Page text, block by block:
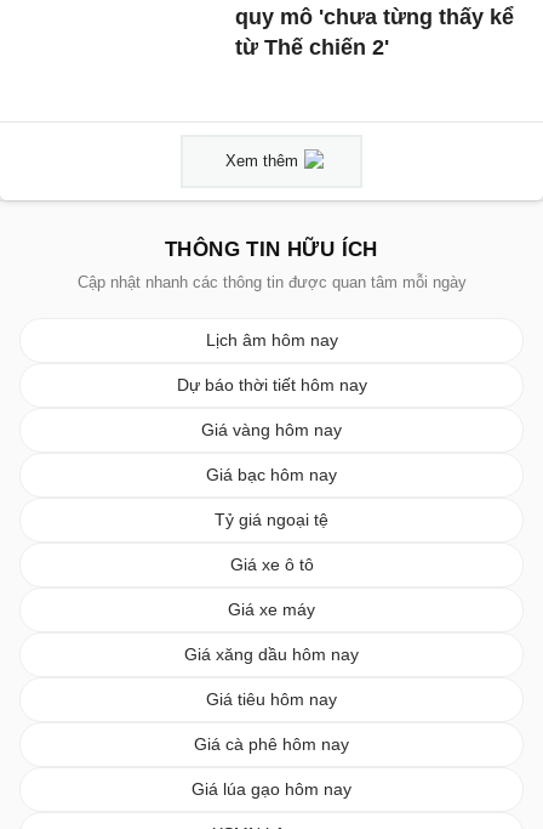
quy mô 'chưa từng thấy kể
từ Thế chiến 2'
Xem thêm
THÔNG TIN HỮU ÍCH
Cập nhật nhanh các thông tin được quan tâm mỗi ngày
Lịch âm hôm nay
Dự báo thời tiết hôm nay
Giá vàng hôm nay
Giá bạc hôm nay
Tỷ giá ngoại tệ
Giá xe ô tô
Giá xe máy
Giá xăng dầu hôm nay
Giá tiêu hôm nay
Giá cà phê hôm nay
Giá lúa gạo hôm nay